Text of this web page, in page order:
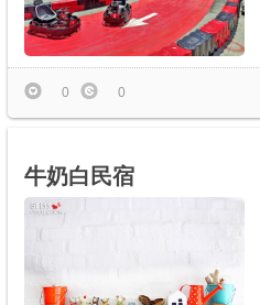
0 0
牛奶白民宿